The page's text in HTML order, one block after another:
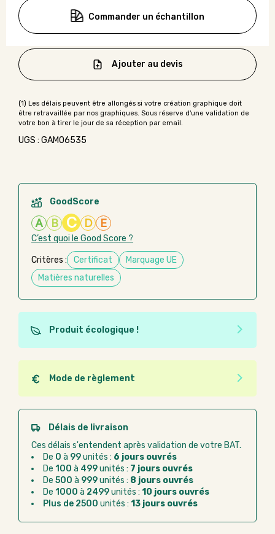
Commander un échantillon
Ajouter au devis
UGS : GAMO6535
GoodScore
A B C D E
C’est quoi le Good Score ?
Critères : Certificat
Marquage UE
Matières naturelles
Produit écologique !
Ce produit est éco-conçu, il a été fabriqué à partir de
matériaux recyclés ou recyclables. Ces produits
peuvent plus facilement obtenir une seconde vie
après utilisation. L'origine de fabrication du produit
n'entre pas dans les critères d'éco-conception.
Mode de règlement
Quel que soit le mode de règlement, vous pouvez
passer commande en ligne sur Good Act.
Paiement CB :paiement sécurisé par carte
Virement bancaire :règlement sur facture
après la commande
Chorus Pro :règlement par mandat
administratif après la commande
Délais de livraison
Ces délais s'entendent après validation de votre BAT.
De 0 à 99unités : 6 jours ouvrés
De 100 à 499unités : 7 jours ouvrés
De 500 à 999unités : 8 jours ouvrés
De 1000 à 2499unités : 10 jours ouvrés
Plus de 2500 unités : 13 jours ouvrés